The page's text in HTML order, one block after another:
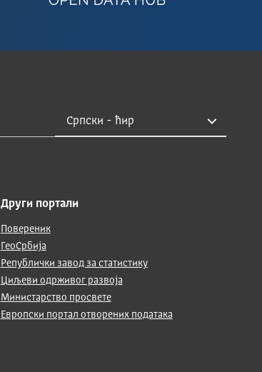
Други портали
Повереник
ГеоСрбија
Републички завод за статистику
Циљеви одрживог развоја
Министарство просвете
Европски портал отворених података